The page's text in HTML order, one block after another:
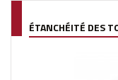
ÉTANCHÉITÉ DES